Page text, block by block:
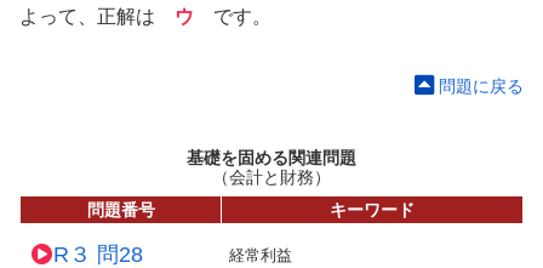
よって、正解は ウ です。
問題に戻る
基礎を固める関連問題
（会計と財務）
問題番号
キーワード
R３ 問28 経常利益